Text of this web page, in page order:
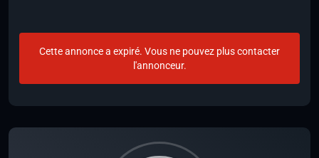
Cette annonce a expiré. Vous ne pouvez plus contacter
l'annonceur.